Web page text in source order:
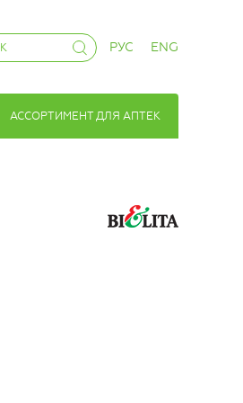
РУС ENG
АССОРТИМЕНТ ДЛЯ АПТЕК